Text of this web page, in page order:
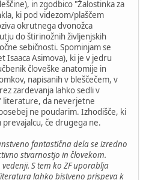
in zgodbico "Žalostinka za
ki pod videzom/plaščem
okrutnega dvonožca
do štirinožnih življenjskih
sebičnosti. Spominjam se
Isaaca Asimova), ki je v jedru
človeške anatomije in
napisanih v bleščečem, v
zardevanja lahko sedli v
literature, da neverjetne
ne poudarim. Izhodišče, ki
če drugega ne.
fantastična dela se izredno
stvarnostjo in človekom.
S tem ko ZF uporablja
lahko bistveno prispeva k